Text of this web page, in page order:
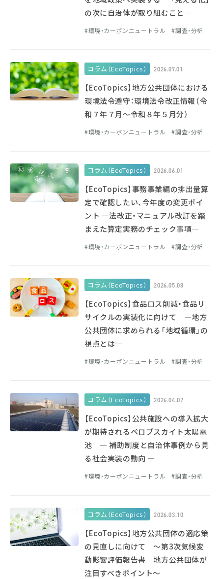
の次に自治体が取り組むこと―
環境・カーボンニュートラル 調査・分析
コラム（EcoTopics） 2026.07.01
【EcoTopics】地方公共団体における
環境法令遵守：環境法令改正情報（令
和７年７月～令和８年５月分）
環境・カーボンニュートラル 調査・分析
コラム（EcoTopics） 2026.06.01
【EcoTopics】事務事業編の排出量算
定で確認したい、今年度の変更ポイ
ント ―法改正・マニュアル改訂を踏
まえた算定実務のチェック事項―
環境・カーボンニュートラル 調査・分析
コラム（EcoTopics） 2026.05.08
【EcoTopics】食品ロス削減・食品リ
サイクルの実装化に向けて ―地方
公共団体に求められる「地域循環」の
視点とは―
環境・カーボンニュートラル 調査・分析
コラム（EcoTopics） 2026.04.07
【EcoTopics】公共施設への導入拡大
が期待されるペロブスカイト太陽電
池 ― 補助制度と自治体事例から見
る社会実装の動向 ―
環境・カーボンニュートラル 調査・分析
コラム（EcoTopics） 2026.03.10
【EcoTopics】地方公共団体の適応策
の見直しに向けて ～第3次気候変
動影響評価報告書 地方公共団体が
注目すべきポイント～